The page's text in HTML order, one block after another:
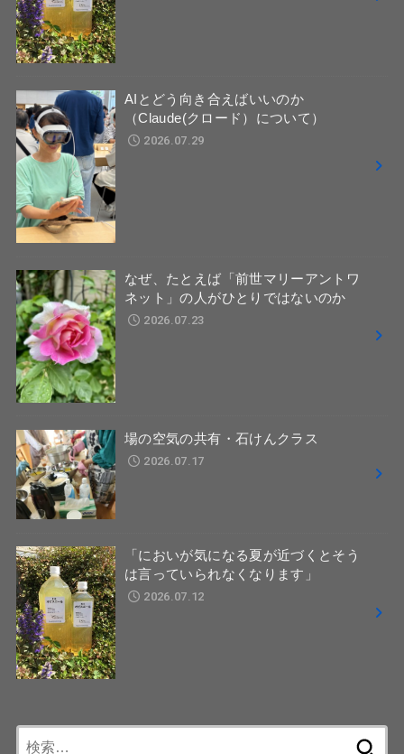
AIとどう向き合えばいいのか
（Claude(クロード）について）
2026.07.29
なぜ、たとえば「前世マリーアントワ
ネット」の人がひとりではないのか
2026.07.23
場の空気の共有・石けんクラス
2026.07.17
「においが気になる夏が近づくとそう
は言っていられなくなります」
2026.07.12